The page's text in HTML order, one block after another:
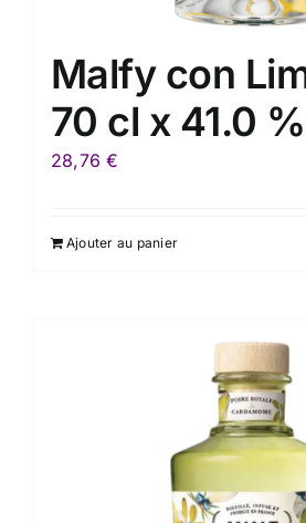
Malfy con
70 cl x 41.0 %
28,76€
Ajouter au panier